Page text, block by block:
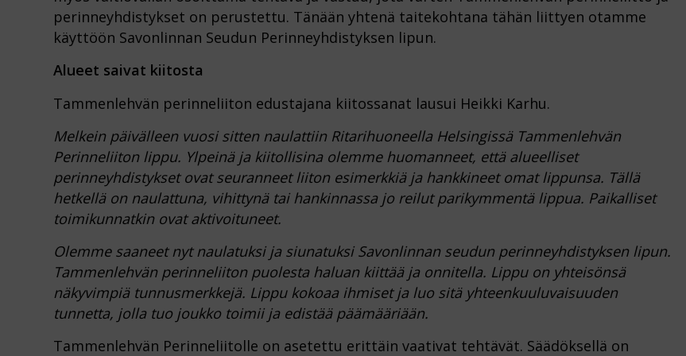
perinneyhdistykset on perustettu. Tänään yhtenä taitekohtana tähän liittyen otamme
käyttöön Savonlinnan Seudun Perinneyhdistyksen lipun.
Alueet saivat kiitosta
Tammenlehvän perinneliiton edustajana kiitossanat lausui Heikki Karhu.
Melkein päivälleen vuosi sitten naulattiin Ritarihuoneella Helsingissä Tammenlehvän
Perinneliiton lippu. Ylpeinä ja kiitollisina olemme huomanneet, että alueelliset
perinneyhdistykset ovat seuranneet liiton esimerkkiä ja hankkineet omat lippunsa. Tällä
hetkellä on naulattuna, vihittynä tai hankinnassa jo reilut parikymmentä lippua. Paikalliset
toimikunnatkin ovat aktivoituneet.
Olemme saaneet nyt naulatuksi ja siunatuksi Savonlinnan seudun perinneyhdistyksen lipun.
Tammenlehvän perinneliiton puolesta haluan kiittää ja onnitella. Lippu on yhteisönsä
näkyvimpiä tunnusmerkkejä. Lippu kokoaa ihmiset ja luo sitä yhteenkuuluvaisuuden
tunnetta, jolla tuo joukko toimii ja edistää päämääriään.
Tammenlehvän Perinneliitolle on asetettu erittäin vaativat tehtävät. Säädöksellä on